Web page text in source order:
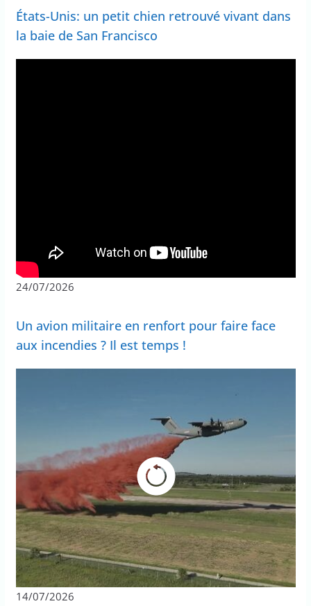
États-Unis: un petit chien retrouvé vivant dans
la baie de San Francisco
24/07/2026
Un avion militaire en renfort pour faire face
aux incendies ? Il est temps !
14/07/2026